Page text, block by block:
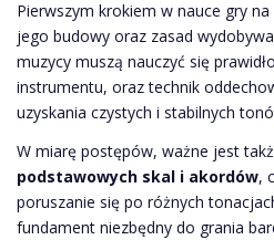
Pierwszym krokiem w nauce gry
jego budowy oraz zasad
muzycy muszą nauczyć się
instrumentu, oraz technik
uzyskania czystych i stabilnych
W miarę postępów, ważne jest
podstawowych skal i akordów,
poruszanie się po różnych
fundament niezbędny do grania